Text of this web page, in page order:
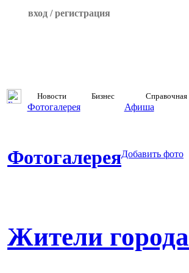
вход / регистрация
Новости Бизнес Справочная
Фотогалерея Афиша
ФотогалереяДобавить фото
Жители